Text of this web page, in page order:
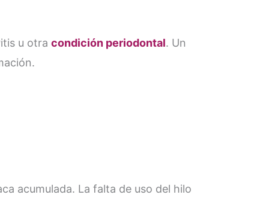
u otra condición periodontal. Un
acumulada. La falta de uso del hilo